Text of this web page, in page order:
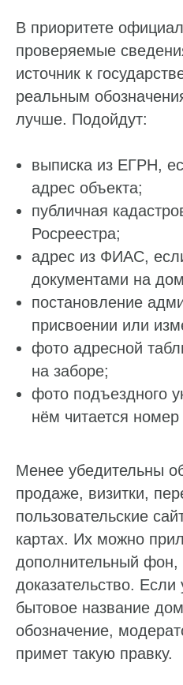
В приоритете
проверяемые
источник к
реальным
лучше. Подойдут:
выписка из ЕГРН,
адрес объекта;
публичная
Росреестра;
адрес из ФИАС,
документами на
постановление
присвоении или
фото адресной
на заборе;
фото подъездного
нём читается
Менее убедительны
продаже, визитки,
пользовательские
картах. Их можно
дополнительный фон,
доказательство. Если
бытовое название
обозначение,
примет такую правку.